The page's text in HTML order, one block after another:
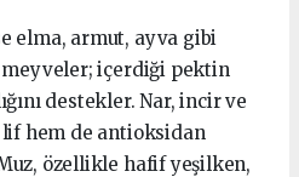
elma, armut, ayva gibi
içerdiği pektin
destekler. Nar, incir ve
hem de antioksidan
özellikle hafif yeşilken,